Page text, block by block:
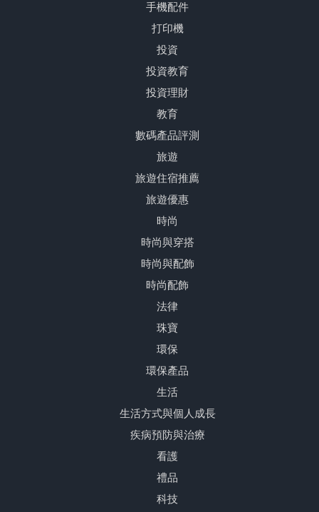
手機配件
打印機
投資
投資教育
投資理財
教育
數碼產品評測
旅遊
旅遊住宿推薦
旅遊優惠
時尚
時尚與穿搭
時尚與配飾
時尚配飾
法律
珠寶
環保
環保產品
生活
生活方式與個人成長
疾病預防與治療
看護
禮品
科技